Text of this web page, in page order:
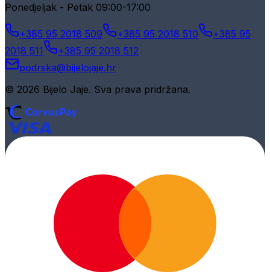
Ponedjeljak - Petak 09:00-17:00
+385 95 2018 509 +385 95 2018 510
+385 95
2018 511
+385 95 2018 512
podrska@bijelojaje.hr
© 2026 Bijelo Jaje. Sva prava pridržana.